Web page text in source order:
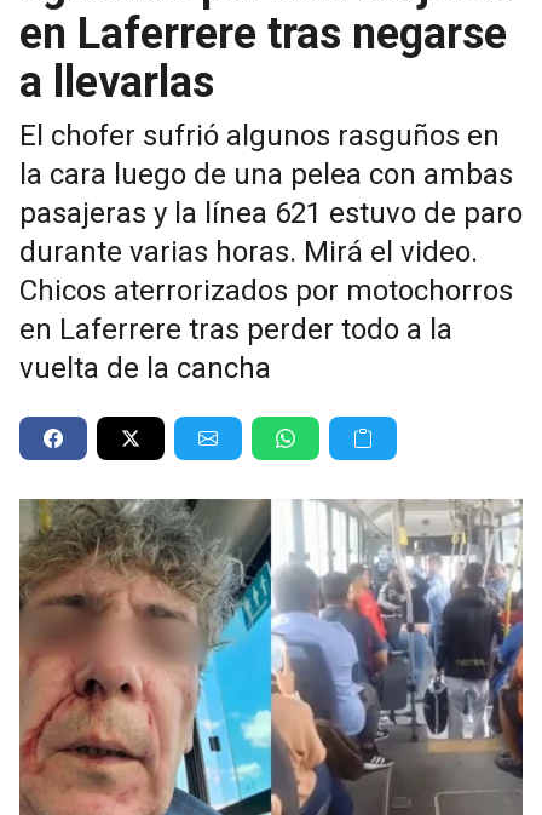
en Laferrere tras negarse
a llevarlas
El chofer sufrió algunos rasguños en
la cara luego de una pelea con ambas
pasajeras y la línea 621 estuvo de paro
durante varias horas. Mirá el video.
Chicos aterrorizados por motochorros
en Laferrere tras perder todo a la
vuelta de la cancha